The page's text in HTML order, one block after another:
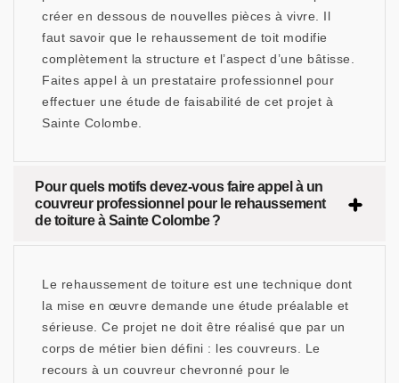
créer en dessous de nouvelles pièces à vivre. Il
faut savoir que le rehaussement de toit modifie
complètement la structure et l’aspect d’une bâtisse.
Faites appel à un prestataire professionnel pour
effectuer une étude de faisabilité de cet projet à
Sainte Colombe.
Pour quels motifs devez-vous faire appel à un
couvreur professionnel pour le rehaussement
de toiture à Sainte Colombe ?
Le rehaussement de toiture est une technique dont
la mise en œuvre demande une étude préalable et
sérieuse. Ce projet ne doit être réalisé que par un
corps de métier bien défini : les couvreurs. Le
recours à un couvreur chevronné pour le